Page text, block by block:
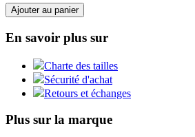
Ajouter au panier
En savoir plus sur
Charte des tailles
Sécurité d'achat
Retours et échanges
Plus sur la marque